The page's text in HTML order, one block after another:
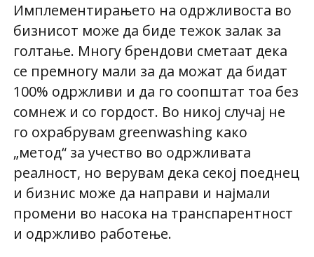
Имплементирањето на одржливоста во
бизнисот може да биде тежок залак за
голтање. Многу брендови сметаат дека
се премногу мали за да можат да бидат
100% одржливи и да го соопштат тоа без
сомнеж и со гордост. Во никој случај не
го охрабрувам greenwashing како
„метод“ за учество во одржливата
реалност, но верувам дека секој поеднец
и бизнис може да направи и најмали
промени во насока на транспарентност
и одржливо работење.